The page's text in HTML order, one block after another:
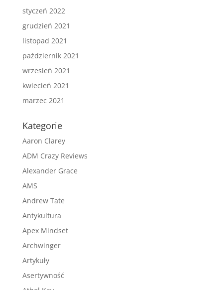
styczeń 2022
grudzień 2021
listopad 2021
październik 2021
wrzesień 2021
kwiecień 2021
marzec 2021
Kategorie
Aaron Clarey
ADM Crazy Reviews
Alexander Grace
AMS
Andrew Tate
Antykultura
Apex Mindset
Archwinger
Artykuły
Asertywność